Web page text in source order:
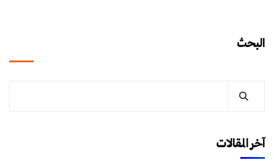
البحث
آخر المقالات